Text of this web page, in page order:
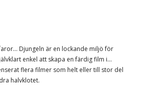
Djungeln är en lockande miljö för
enkel att skapa en färdig film i...
flera filmer som helt eller till stor del
halvklotet.